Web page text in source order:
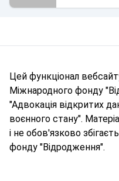
Цей функціонал
Міжнародного фонду
"Адвокація відкритих
воєнного стану".
і не обов'язково
фонду "Відродження".